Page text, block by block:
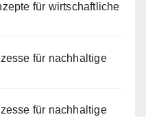
für wirtschaftliche
für nachhaltige
für nachhaltige